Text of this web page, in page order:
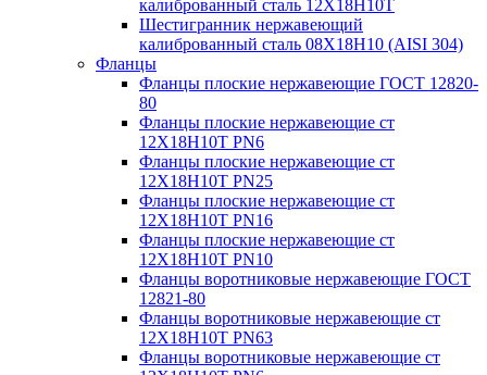
калиброванный сталь 12Х18Н10Т
Шестигранник нержавеющий
калиброванный сталь 08Х18Н10 (AISI 304)
Фланцы
Фланцы плоские нержавеющие ГОСТ 12820-
80
Фланцы плоские нержавеющие ст
12Х18Н10Т PN6
Фланцы плоские нержавеющие ст
12Х18Н10Т PN25
Фланцы плоские нержавеющие ст
12Х18Н10Т PN16
Фланцы плоские нержавеющие ст
12Х18Н10Т PN10
Фланцы воротниковые нержавеющие ГОСТ
12821-80
Фланцы воротниковые нержавеющие ст
12Х18Н10Т PN63
Фланцы воротниковые нержавеющие ст